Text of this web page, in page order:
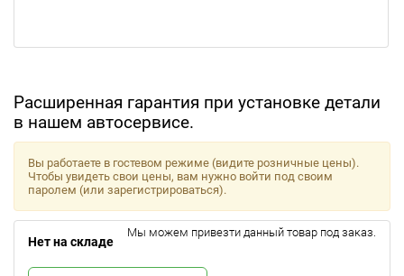
Расширенная гарантия при установке детали
в нашем автосервисе.
Вы работаете в гостевом режиме (видите розничные цены).
Чтобы увидеть свои цены, вам нужно войти под своим
паролем (или зарегистрироваться).
Нет на складе
Мы можем привезти данный товар под заказ.